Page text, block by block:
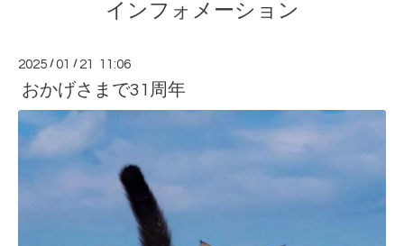
インフォメーション
2025 /01 / 21 11:06
おかげさまで31周年